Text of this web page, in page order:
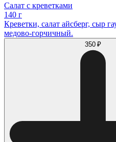
Салат с креветками
140 г
Креветки, салат айсберг, сыр
медово-горчичный.
350 ₽